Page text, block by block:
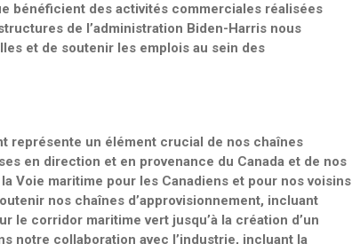
bénéficient des activités commerciales réalisées
de l’administration Biden-Harris nous
et de soutenir les emplois au sein des
représente un élément crucial de nos chaînes
en direction et en provenance du Canada et de nos
Voie maritime pour les Canadiens et pour nos voisins
nos chaînes d’approvisionnement, incluant
le corridor maritime vert jusqu’à la création d’un
notre collaboration avec l’industrie, incluant la